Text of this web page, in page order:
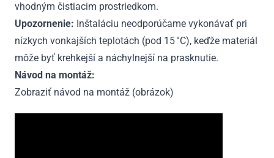
vhodným čistiacim prostriedkom.
Upozornenie: Inštaláciu neodporúčame vykonávať pri
nízkych vonkajších teplotách (pod 15 °C), keďže materiál
môže byť krehkejší a náchylnejší na prasknutie.
Návod na montáž:
Zobraziť návod na montáž (obrázok)